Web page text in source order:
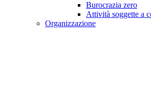
Burocrazia zero
Attività soggette a
Organizzazione